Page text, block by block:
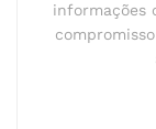
informações